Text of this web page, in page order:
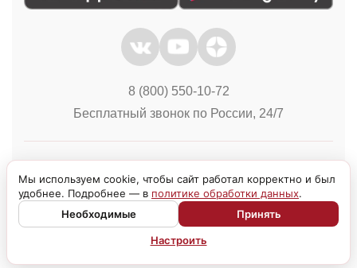
8 (800) 550-10-72
Бесплатный звонок по России, 24/7
Мы используем cookie, чтобы сайт работал корректно и был
удобнее. Подробнее — в политике обработки данных.
Настроить
Необходимые Принять